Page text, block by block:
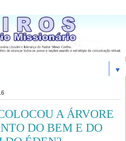
▼
A ÁRVORE
DO BEM E DO